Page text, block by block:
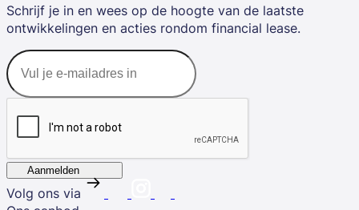
Schrijf je in en wees op de hoogte van de laatste
ontwikkelingen en acties rondom financial lease.
Aanmelden
Volg ons via